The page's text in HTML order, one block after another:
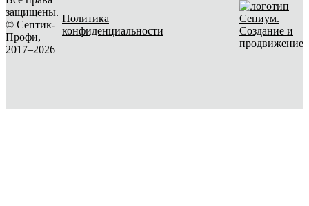
защищены.
© Септик-
Профи,
2017–2026
Политика
конфиденциальности
Создание и
продвижение